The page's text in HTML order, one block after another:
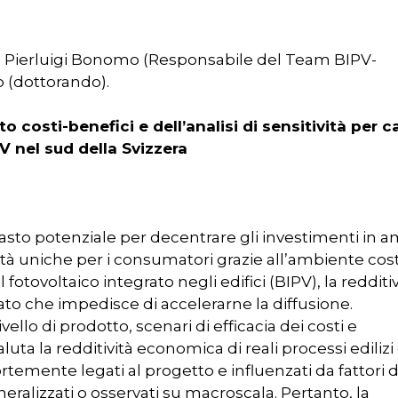
Pierluigi Bonomo (Responsabile del Team BIPV-
(dottorando).
costi-benefici e dell’analisi di sensitività per
nel sud della Svizzera
potenziale per decentrare gli investimenti in
uniche per i consumatori grazie all’ambiente
integrato negli edifici (BIPV), la
che impedisce di accelerarne la diffusione.
di prodotto, scenari di efficacia dei costi e
la redditività economica di reali processi edilizi
legati al progetto e influenzati da fattori
o osservati su macroscala. Pertanto, la